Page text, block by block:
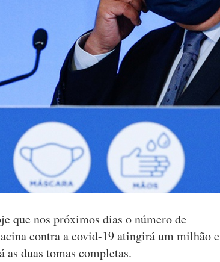
que nos próximos dias o número de
contra a covid-19 atingirá um milhão e
duas tomas completas.